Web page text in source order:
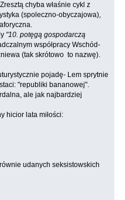
chyba właśnie cykl z
(spoleczno-obyczajowa),
"10. potęgą gospodarczą
współpracy Wschód-
(tak skrótowo to nazwę).
pojadę- Lem sprytnie
"republiki bananowej".
ale jak najbardziej
hicior lata miłości:
udanych seksistowskich